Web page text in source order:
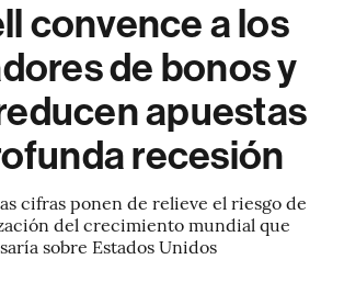
convence a los
de bonos y
apuestas
recesión
cifras ponen de relieve el riesgo de
del crecimiento mundial que
sobre Estados Unidos